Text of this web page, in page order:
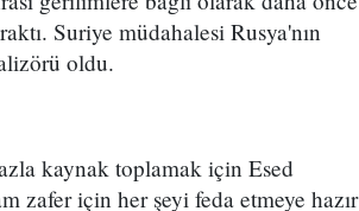
Suriye müdahalesi Rusya'nın
oldu.
kaynak toplamak için Esed
zafer için her şeyi feda etmeye hazır